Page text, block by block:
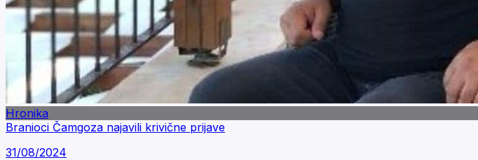
Hronika
Branioci Čamgoza najavili krivične prijave
31/08/2024